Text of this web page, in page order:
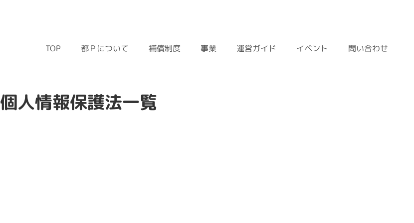
TOP 都Ｐについて 補償制度 事業 運営ガイド イベント 問い合わせ
個人情報保護法一覧